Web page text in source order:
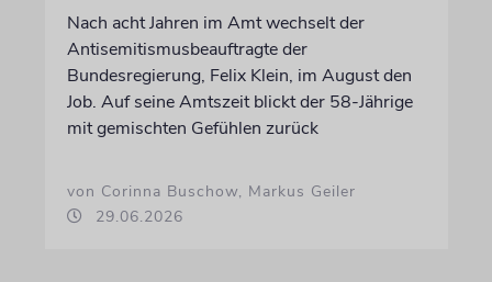
Nach acht Jahren im Amt wechselt der
Antisemitismusbeauftragte der
Bundesregierung, Felix Klein, im August den
Job. Auf seine Amtszeit blickt der 58-Jährige
mit gemischten Gefühlen zurück
von Corinna Buschow, Markus Geiler
29.06.2026